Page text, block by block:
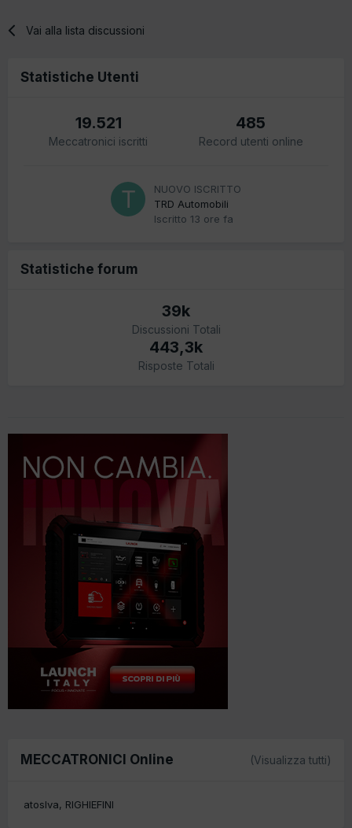
Vai alla lista discussioni
Statistiche Utenti
19.521
Meccatronici iscritti
485
Record utenti online
NUOVO ISCRITTO
TRD Automobili
Iscritto 13 ore fa
Statistiche forum
39k
Discussioni Totali
443,3k
Risposte Totali
MECCATRONICI Online (Visualizza tutti)
atoslva RIGHIEFINI